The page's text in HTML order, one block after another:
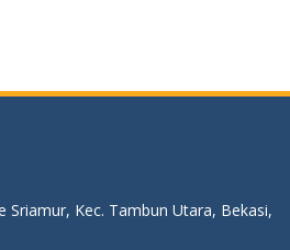
Sriamur, Kec. Tambun Utara, Bekasi,